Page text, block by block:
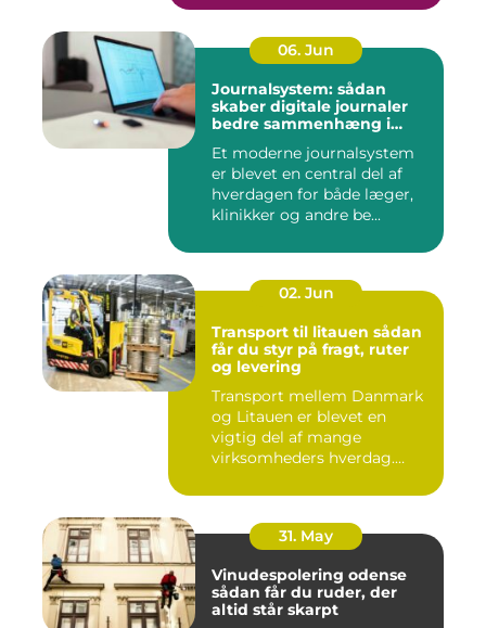
06. Jun
Journalsystem: sådan
skaber digitale journaler
bedre sammenhæng i
Et moderne journalsystem
er blevet en central del af
hverdagen for både læger,
klinikker og andre be...
02. Jun
Transport til litauen sådan
får du styr på fragt, ruter
og levering
Transport mellem Danmark
og Litauen er blevet en
vigtig del af mange
virksomheders hverdag.
31. May
Vinudespolering odense
sådan får du ruder, der
altid står skarpt